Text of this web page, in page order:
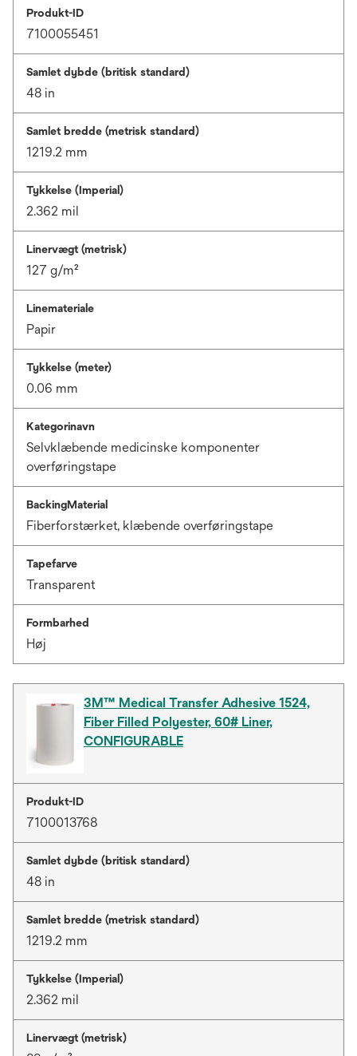
Produkt-ID
7100055451
Samlet dybde (britisk standard)
48 in
Samlet bredde (metrisk standard)
1219.2 mm
Tykkelse (Imperial)
2.362 mil
Linervægt (metrisk)
127 g/m²
Linemateriale
Papir
Tykkelse (meter)
0.06 mm
Kategorinavn
Selvklæbende medicinske komponenter
overføringstape
BackingMaterial
Fiberforstærket, klæbende overføringstape
Tapefarve
Transparent
Formbarhed
Høj
3M™ Medical Transfer Adhesive 1524,
Fiber Filled Polyester, 60# Liner,
CONFIGURABLE
Produkt-ID
7100013768
Samlet dybde (britisk standard)
48 in
Samlet bredde (metrisk standard)
1219.2 mm
Tykkelse (Imperial)
2.362 mil
Linervægt (metrisk)